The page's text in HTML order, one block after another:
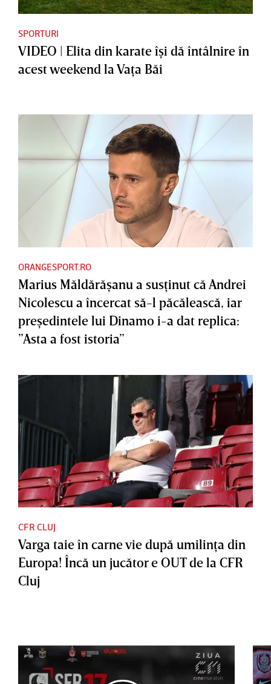
SPORTURI
VIDEO | Elita din karate îşi dă întâlnire în
acest weekend la Vaţa Băi
ORANGESPORT.RO
Marius Măldărăşanu a susţinut că Andrei
Nicolescu a încercat să-l păcălească, iar
preşedintele lui Dinamo i-a dat replica:
”Asta a fost istoria”
CFR CLUJ
Varga taie în carne vie după umilinţa din
Europa! Încă un jucător e OUT de la CFR
Cluj